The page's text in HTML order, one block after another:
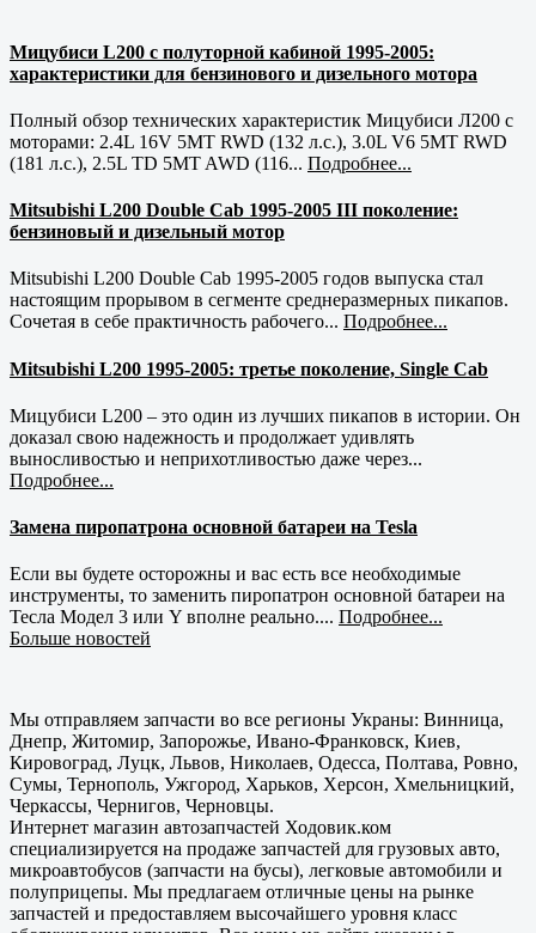
Мицубиси L200 с полуторной кабиной 1995-2005:
характеристики для бензинового и дизельного мотора
Полный обзор технических характеристик Мицубиси Л200 с
моторами: 2.4L 16V 5MT RWD (132 л.с.), 3.0L V6 5MT RWD
(181 л.с.), 2.5L TD 5MT AWD (116... Подробнее...
Mitsubishi L200 Double Cab 1995-2005 III поколение:
бензиновый и дизельный мотор
Mitsubishi L200 Double Cab 1995-2005 годов выпуска стал
настоящим прорывом в сегменте среднеразмерных пикапов.
Сочетая в себе практичность рабочего... Подробнее...
Mitsubishi L200 1995-2005: третье поколение, Single Cab
Мицубиси L200 – это один из лучших пикапов в истории. Он
доказал свою надежность и продолжает удивлять
выносливостью и неприхотливостью даже через...
Подробнее...
Замена пиропатрона основной батареи на Tesla
Если вы будете осторожны и вас есть все необходимые
инструменты, то заменить пиропатрон основной батареи на
Тесла Модел 3 или Y вполне реально.... Подробнее...
Больше новостей
Мы отправляем запчасти во все регионы Украны: Винница,
Днепр, Житомир, Запорожье, Ивано-Франковск, Киев,
Кировоград, Луцк, Львов, Николаев, Одесса, Полтава, Ровно,
Сумы, Тернополь, Ужгород, Харьков, Херсон, Хмельницкий,
Черкассы, Чернигов, Черновцы.
Интернет магазин автозапчастей Ходовик.ком
специализируется на продаже запчастей для грузовых авто,
микроавтобусов (запчасти на бусы), легковые автомобили и
полуприцепы. Мы предлагаем отличные цены на рынке
запчастей и предоставляем высочайшего уровня класс